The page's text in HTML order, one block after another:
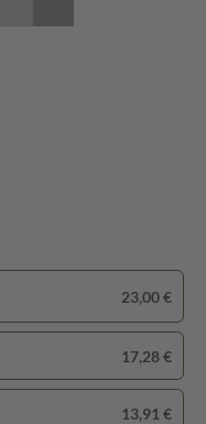
23,00 €
17,28 €
13,91 €